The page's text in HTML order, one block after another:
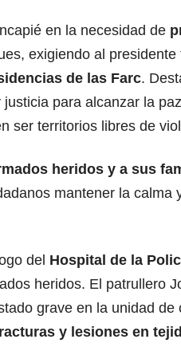
en la necesidad de
exigiendo al
de las Farc.
para alcanzar la
ser territorios libres de
heridos y a sus
mantener la calma
del Hospital de la
heridos. El patrullero
grave en la unidad de
y lesiones en